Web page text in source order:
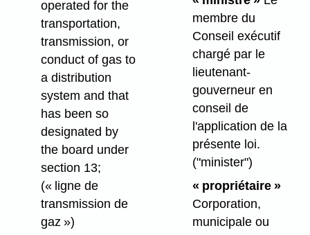
operated for the
transportation,
transmission, or
conduct of gas to
a distribution
system and that
has been so
designated by
the board under
section 13;
(« ligne de
transmission de
gaz »)
membre du
Conseil exécutif
chargé par le
lieutenant-
gouverneur en
conseil de
l'application de la
présente loi.
("minister")
« propriétaire »
Corporation,
municipale ou